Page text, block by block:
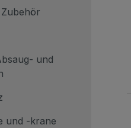
und
und -krane